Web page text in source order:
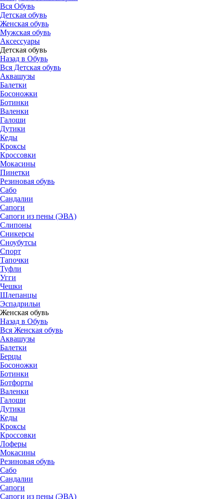
Вся Обувь
Детская обувь
Женская обувь
Мужская обувь
Аксессуары
Детская обувь
Назад в Обувь
Вся Детская обувь
Аквашузы
Балетки
Босоножки
Ботинки
Валенки
Галоши
Дутики
Кеды
Кроксы
Кроссовки
Мокасины
Пинетки
Резиновая обувь
Сабо
Сандалии
Сапоги
Сапоги из пены (ЭВА)
Слипоны
Сникерсы
Сноубутсы
Спорт
Тапочки
Туфли
Угги
Чешки
Шлепанцы
Эспадрильи
Женская обувь
Назад в Обувь
Вся Женская обувь
Аквашузы
Балетки
Берцы
Босоножки
Ботинки
Ботфорты
Валенки
Галоши
Дутики
Кеды
Кроксы
Кроссовки
Лоферы
Мокасины
Резиновая обувь
Сабо
Сандалии
Сапоги
Сапоги из пены (ЭВА)